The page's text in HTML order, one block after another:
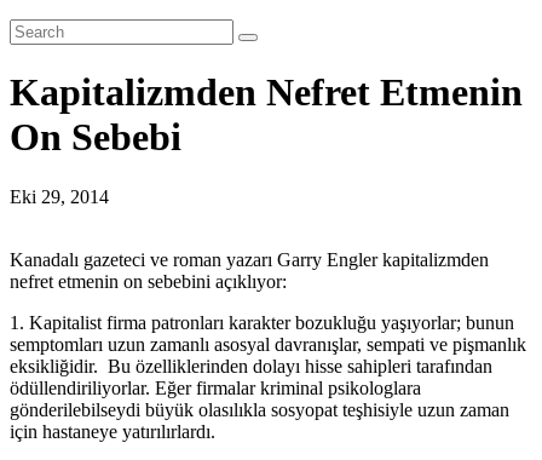
Kapitalizmden Nefret Etmenin
On Sebebi
Eki 29, 2014
Kanadalı gazeteci ve roman yazarı Garry Engler kapitalizmden
nefret etmenin on sebebini açıklıyor:
1. Kapitalist firma patronları karakter bozukluğu yaşıyorlar; bunun
semptomları uzun zamanlı asosyal davranışlar, sempati ve pişmanlık
eksikliğidir. Bu özelliklerinden dolayı hisse sahipleri tarafından
ödüllendiriliyorlar. Eğer firmalar kriminal psikologlara
gönderilebilseydi büyük olasılıkla sosyopat teşhisiyle uzun zaman
için hastaneye yatırılırlardı.